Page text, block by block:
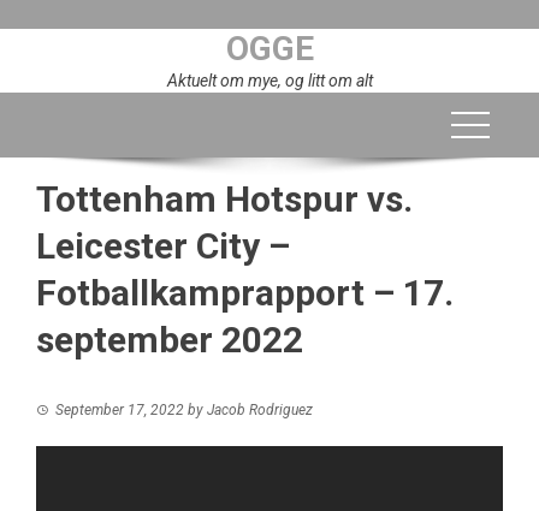
OGGE
Aktuelt om mye, og litt om alt
Tottenham Hotspur vs.
Leicester City –
Fotballkamprapport – 17.
september 2022
September 17, 2022 by Jacob Rodriguez